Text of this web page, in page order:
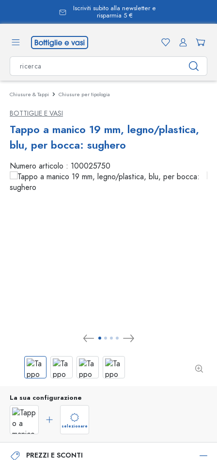
Iscriviti subito alla newsletter e
risparmia 5 €
Chiusure & Tappi Chiusure per tipologia
BOTTIGLIE E VASI
Tappo a manico 19 mm, legno/plastica,
blu, per bocca: sughero
Numero articolo : 100025750
La sua configurazione
selezionare
PREZZI E SCONTI